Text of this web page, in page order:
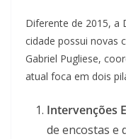
Diferente de 2015, a
cidade possui novas
Gabriel Pugliese,
atual foca em dois
Intervenções
de encostas e